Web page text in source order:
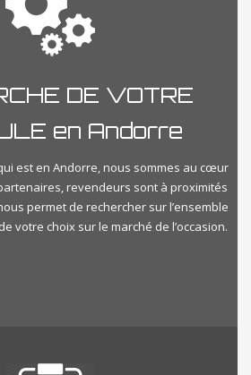
DE VOTRE
en Andorre
est en Andorre, nous sommes au cœur
revendeurs sont à proximités
permet de rechercher sur l’ensemble
votre choix sur le marché de l’occasion.